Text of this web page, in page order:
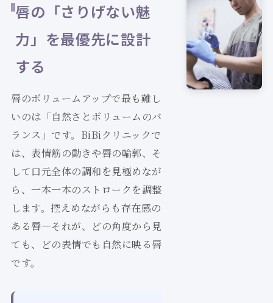
唇の「さりげない魅
力」を最優先に設計
する
唇のボリュームアップで最も難し
いのは「自然さとボリュームのバ
ランス」です。BiBiクリニックで
は、表情筋の動きや唇の輪郭、そ
して口元全体の調和を見極めなが
ら、一本一本のストロークを調整
します。控えめながらも存在感の
ある唇—それが、どの角度から見
ても、どの表情でも自然に映る唇
です。